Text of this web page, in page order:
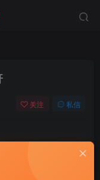
关注 私信